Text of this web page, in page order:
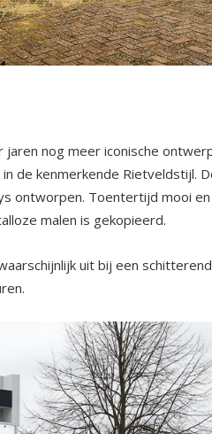
nog meer iconische
de kenmerkende Rietveldstijl.
ontworpen. Toentertijd mooi
malen is gekopieerd.
uit bij een